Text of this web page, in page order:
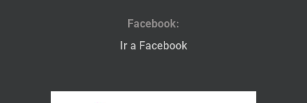
Facebook:
Ir a Facebook